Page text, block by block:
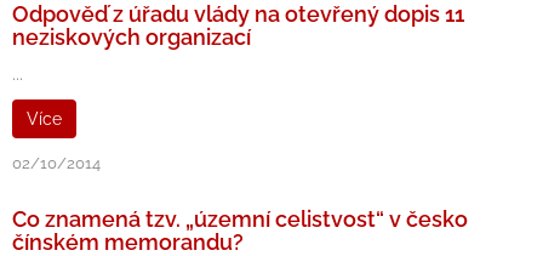
Odpověď z úřadu vlády na otevřený dopis 11
neziskových organizací
...
Více
02/10/2014
Co znamená tzv. „územní celistvost“ v česko
čínském memorandu?